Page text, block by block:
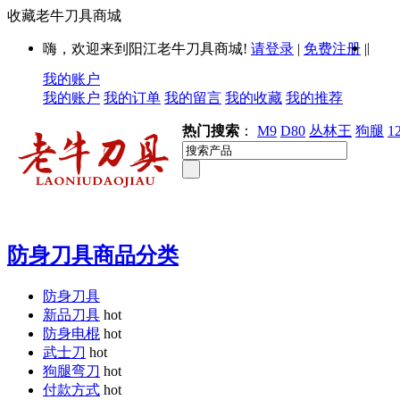
收藏老牛刀具商城
嗨，欢迎来到阳江老牛刀具商城! 请登录 | 免费注册 ||
我的账户
我的账户 我的订单 我的留言 我的收藏 我的推荐
热门搜索 ： M9 D80 丛林王 狗腿
防身刀具商品分类
防身刀具
新品刀具 hot
防身电棍 hot
武士刀 hot
狗腿弯刀 hot
付款方式 hot